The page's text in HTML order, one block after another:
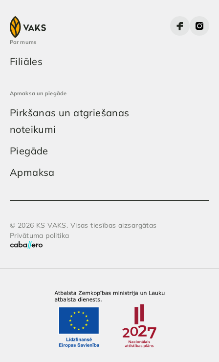
Par mums
Filiāles
Apmaksa un piegāde
Pirkšanas un atgriešanas
noteikumi
Piegāde
Apmaksa
© 2026 KS VAKS. Visas tiesības aizsargātas
Privātuma politika